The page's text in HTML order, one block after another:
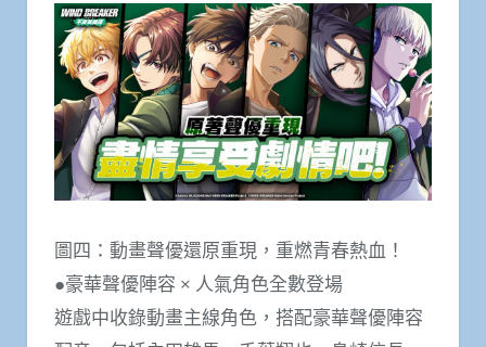
圖四：動畫聲優還原重現，重燃青春熱血！
●豪華聲優陣容 × 人氣角色全數登場
遊戲中收錄動畫主線角色，搭配豪華聲優陣容